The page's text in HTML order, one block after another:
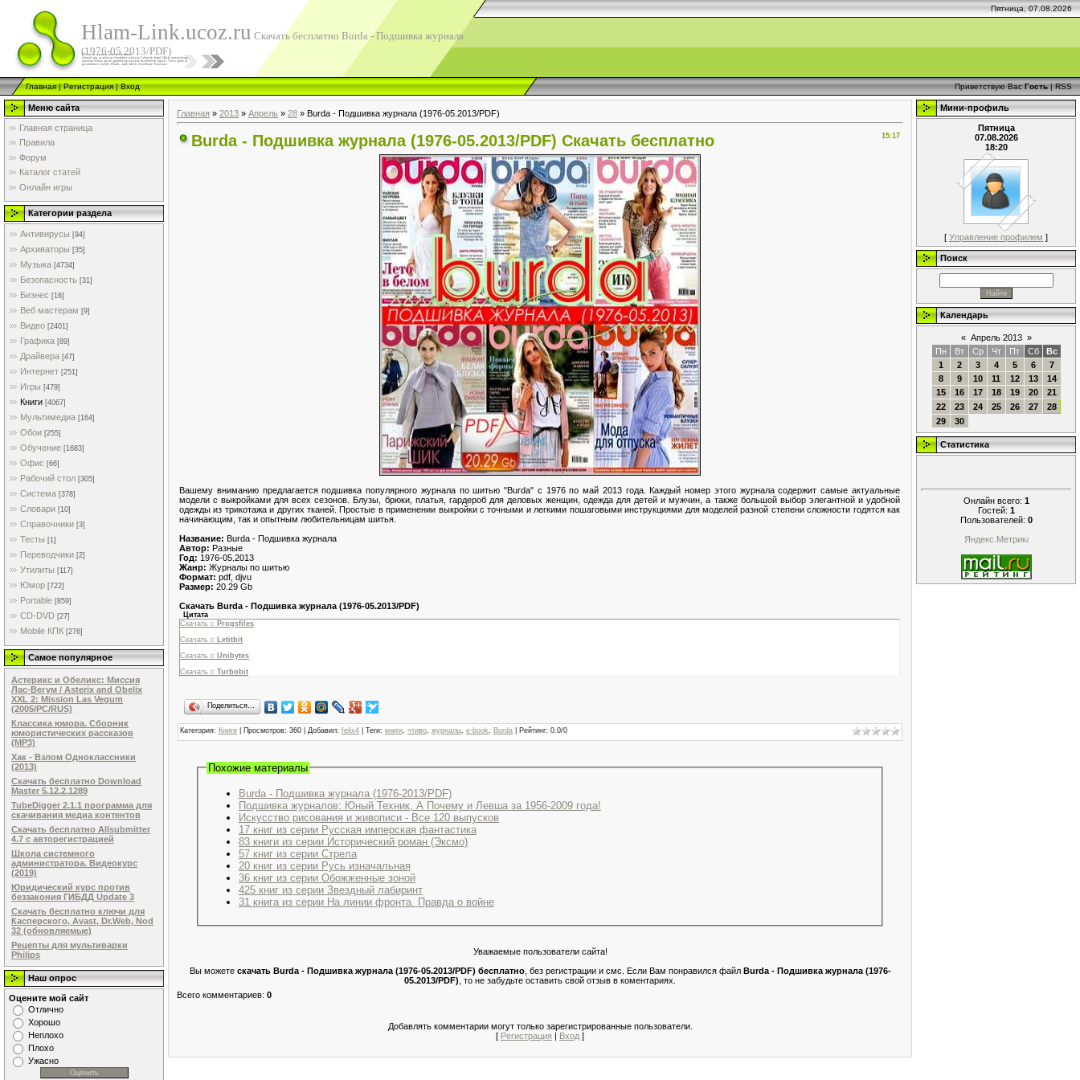
Пятница, 07.08.2026
Hlam-Link.ucoz.ru Скачать бесплатно Burda - Подшивка журнала
(1976-05.2013/PDF)
Главная|Регистрация|Вход Приветствую Вас Гость|RSS
Меню сайта
Главная страница
Правила
Форум
Каталог статей
Онлайн игры
Категории раздела
Антивирусы [94]
Архиваторы [35]
Музыка [4734]
Безопасность [31]
Бизнес [16]
Веб мастерам [9]
Видео [2401]
Графика [89]
Драйвера [47]
Интернет [251]
Игры [479]
Книги [4067]
Мультимедиа [164]
Обои [255]
Обучение [1683]
Офис [66]
Рабочий стол [305]
Система [378]
Словари [10]
Справочники [3]
Тесты [1]
Переводчики [2]
Утилиты [117]
Юмор [722]
Portable [859]
CD-DVD [27]
Mobile КПК [276]
Самое популярное
Астерикс и Обеликс: Миссия
Лас-Вегум / Asterix and Obelix
XXL 2: Mission Las Vegum
(2005/PC/RUS)
Классика юмора. Сборник
юмористических рассказов
(MP3)
Хак - Взлом Одноклассники
(2013)
Скачать бесплатно Download
Master 5.12.2.1289
TubeDigger 2.1.1 программа для
скачивания медиа контентов
Скачать бесплатно Allsubmitter
4.7 с авторегистрацией
Школа системного
администратора. Видеокурс
(2019)
Юридический курс против
беззакония ГИБДД Update 3
Скачать бесплатно ключи для
Касперского, Avast, Dr.Web, Nod
32 (обновляемые)
Рецепты для мультиварки
Philips
Наш опрос
Оцените мой сайт
Отлично
Хорошо
Неплохо
Плохо
Ужасно
Главная » 2013 » Апрель » 28 » Burda - Подшивка журнала (1976-05.2013/PDF)
15:17
Burda - Подшивка журнала (1976-05.2013/PDF) Скачать бесплатно
Вашему вниманию предлагается подшивка популярного журнала по шитью "Burda" с 1976 по май 2013 года. Каждый номер этого журнала содержит самые актуальные
модели с выкройками для всех сезонов. Блузы, брюки, платья, гардероб для деловых женщин, одежда для детей и мужчин, а также большой выбор элегантной и удобной
одежды из трикотажа и других тканей. Простые в применении выкройки с точными и легкими пошаговыми инструкциями для моделей разной степени сложности годятся как
начинающим, так и опытным любительницам шитья.
Название: Burda - Подшивка журнала
Автор: Разные
Год: 1976-05.2013
Жанр: Журналы по шитью
Формат: pdf, djvu
Размер: 20.29 Gb
Скачать Burda - Подшивка журнала (1976-05.2013/PDF)
Цитата
Скачать с Progsfiles
Скачать с
Letitbit
Скачать с Unibytes
Скачать с Turbobit
Поделиться…
Категория: Книги Просмотров: 360 | Добавил: felix4 Теги: книги чтиво журналы e-book Burda Рейтинг: 0.0/0
Похожие материалы
Burda - Подшивка журнала (1976-2013/PDF)
Подшивка журналов: Юный Техник, А Почему и Левша за 1956-2009 года!
Искусство рисования и живописи - Все 120 выпусков
17 книг из серии Русская имперская фантастика
83 книги из серии Исторический роман (Эксмо)
57 книг из серии Стрела
20 книг из серии Русь изначальная
36 книг из серии Обожженные зоной
425 книг из серии Звездный лабиринт
31 книга из серии На линии фронта. Правда о войне
Уважаемые пользователи сайта!
Вы можете скачать Burda - Подшивка журнала (1976-05.2013/PDF) бесплатно, без регистрации и смс. Если Вам понравился файл Burda - Подшивка журнала (1976-
05.2013/PDF) , то не забудьте оставить свой отзыв в коментариях.
Всего комментариев: 0
Добавлять комментарии могут только зарегистрированные пользователи.
[ Регистрация Вход ]
Мини-профиль
Пятница
07.08.2026
18:20
[ Управление профилем ]
Поиск
Календарь
« Апрель 2013 »
Пн
Вт Ср Чт Пт Сб
Вс
1
2 3 4 5 6
7
8
9 10 11 12 13
14
15
16 17 18 19 20
21
22
23 24 25 26 27
28
29
30
Статистика
Онлайн всего: 1
Гостей: 1
Пользователей: 0